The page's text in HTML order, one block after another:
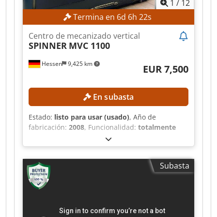
especificaciones de la máquina. Csdpfx Ajzpzq
1 / 12
Termina en 6d 6h 20s
Hessen 9,425 km
Centro de mecanizado vertical
SPINNER MVC 1100
EUR 7,500
En subasta
Estado: listo para usar (usado), Año de
fabricación: 2008, Funcionalidad: totalmente
, número de máquina/vehículo:
AB1119, recorrido eje X:1,100 mm, recorrido del
eje Y:510 mm, recorrido del eje Z:510 mm,
peso de la pieza (máx.):
, velocidad del
cabezal (máx.):
del almacén de herramientas:
alto! DETALLES TÉCNICOS Recorrido del eje X:
Subasta